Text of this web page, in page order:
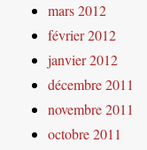
mars 2012
février 2012
janvier 2012
décembre 2011
novembre 2011
octobre 2011